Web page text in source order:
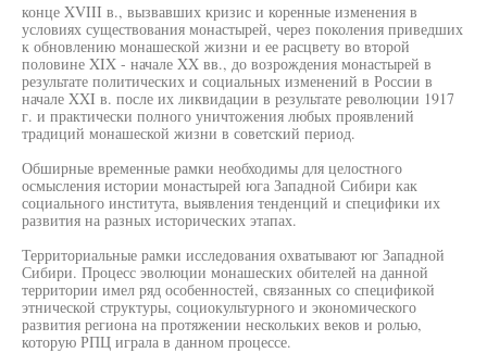
конце XVIII в., вызвавших кризис и коренные изменения в
условиях существования монастырей, через поколения приведших
к обновлению монашеской жизни и ее расцвету во второй
половине XIX - начале XX вв., до возрождения монастырей в
результате политических и социальных изменений в России в
начале XXI в. после их ликвидации в результате революции 1917
г. и практически полного уничтожения любых проявлений
традиций монашеской жизни в советский период.
Обширные временные рамки необходимы для целостного
осмысления истории монастырей юга Западной Сибири как
социального института, выявления тенденций и специфики их
развития на разных исторических этапах.
Территориальные рамки исследования охватывают юг Западной
Сибири. Процесс эволюции монашеских обителей на данной
территории имел ряд особенностей, связанных со спецификой
этнической структуры, социокультурного и экономического
развития региона на протяжении нескольких веков и ролью,
которую РПЦ играла в данном процессе.